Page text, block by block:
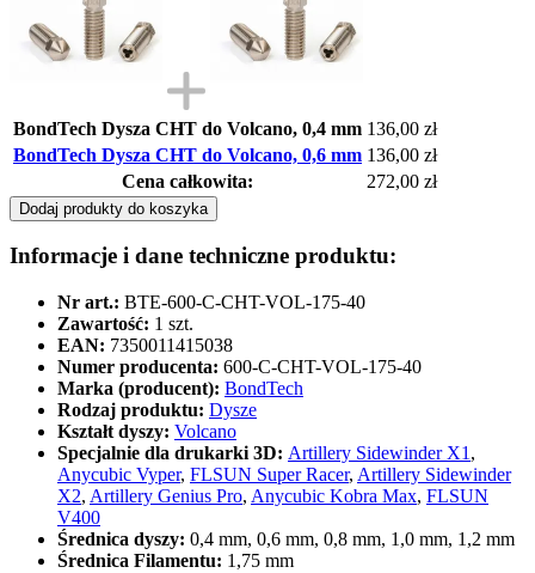
BondTech Dysza CHT do Volcano, 0,4 mm 136,00 zł
BondTech Dysza CHT do Volcano, 0,6 mm 136,00 zł
Cena całkowita:
272,00 zł
Dodaj produkty do koszyka
Informacje i dane techniczne produktu:
Nr art.: BTE-600-C-CHT-VOL-175-40
Zawartość: 1 szt.
EAN: 7350011415038
Numer producenta: 600-C-CHT-VOL-175-40
Marka (producent): BondTech
Rodzaj produktu: Dysze
Kształt dyszy: Volcano
Specjalnie dla drukarki 3D: Artillery Sidewinder X1 ,
Anycubic Vyper, FLSUN Super Racer, Artillery Sidewinder
X2, Artillery Genius Pro, Anycubic Kobra Max, FLSUN
V400
Średnica dyszy: 0,4 mm, 0,6 mm, 0,8 mm, 1,0 mm, 1,2 mm
Średnica Filamentu: 1,75 mm